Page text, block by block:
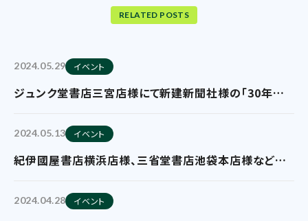
RELATED POSTS
2024.05.29 イベント
ジュンク堂書店三宮店様にて新建新聞社様の「30年後
おります
2024.05.13 イベント
紀伊國屋書店横浜店様、三省堂書店池袋本店様などに
DANDELION」のフェア展開を実施していただいており
2024.04.28 イベント